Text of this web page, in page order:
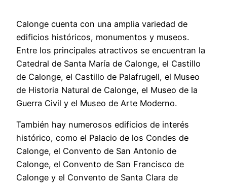
Calonge cuenta con una amplia variedad de
edificios históricos, monumentos y museos.
Entre los principales atractivos se encuentran la
Catedral de Santa María de Calonge, el Castillo
de Calonge, el Castillo de Palafrugell, el Museo
de Historia Natural de Calonge, el Museo de la
Guerra Civil y el Museo de Arte Moderno.
También hay numerosos edificios de interés
histórico, como el Palacio de los Condes de
Calonge, el Convento de San Antonio de
Calonge, el Convento de San Francisco de
Calonge y el Convento de Santa Clara de